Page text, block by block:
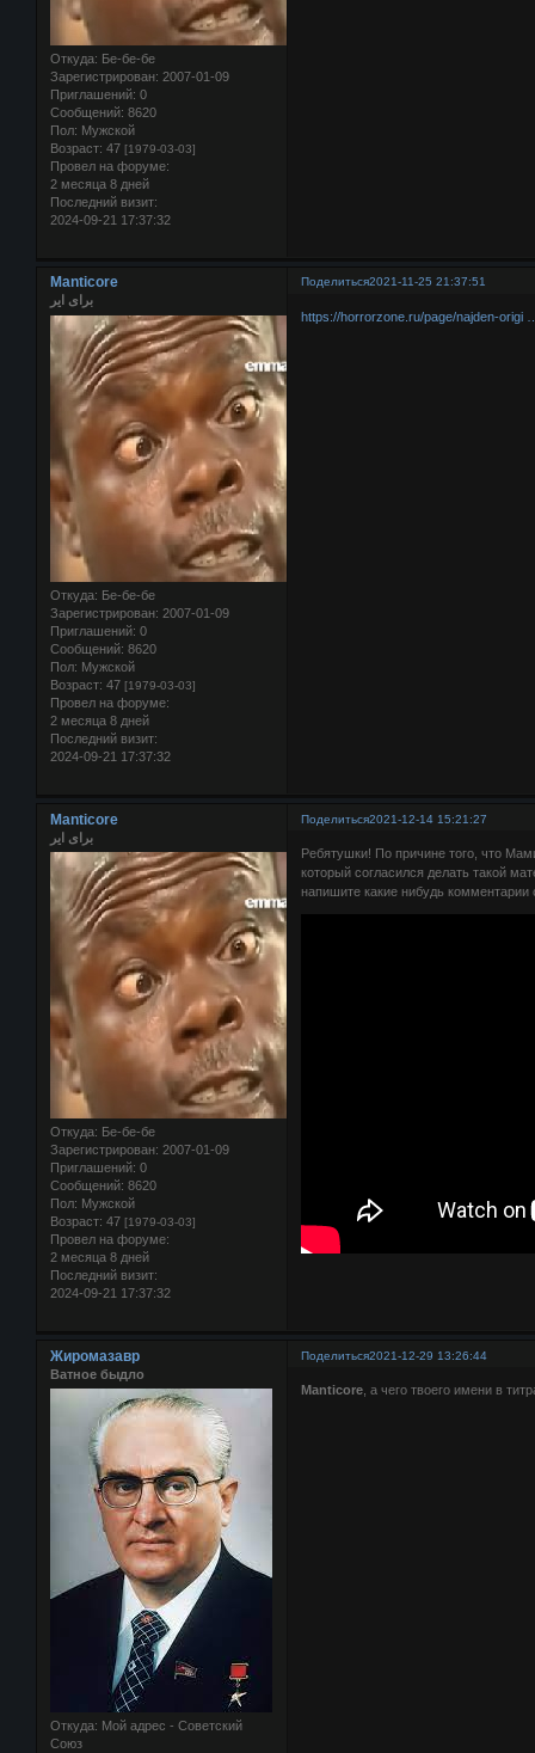
Откуда: Бе-бе-бе
Зарегистрирован: 2007-01-09
Приглашений: 0
Сообщений: 8620
Пол: Мужской
Возраст: 47 [1979-03-03]
Провел на форуме:
2 месяца 8 дней
Последний визит:
2024-09-21 17:37:32
Поделиться2021-11-25 21:37:51
Manticore
برای ایر
Откуда: Бе-бе-бе
Зарегистрирован: 2007-01-09
Приглашений: 0
Сообщений: 8620
Пол: Мужской
Возраст: 47 [1979-03-03]
Провел на форуме:
2 месяца 8 дней
Последний визит:
2024-09-21 17:37:32
https://horrorzone.ru/page/najden-origi
Поделиться2021-12-14 15:21:27
Manticore
برای ایر
Откуда: Бе-бе-бе
Зарегистрирован: 2007-01-09
Приглашений: 0
Сообщений: 8620
Пол: Мужской
Возраст: 47 [1979-03-03]
Провел на форуме:
2 месяца 8 дней
Последний визит:
2024-09-21 17:37:32
Ребятушки! По причине того, что
который согласился делать такой
напишите какие нибудь комментарии
Поделиться2021-12-29 13:26:44
Жиромазавр
Ватное быдло
Откуда: Мой адрес - Советский
Союз
Manticore, а чего твоего имени в